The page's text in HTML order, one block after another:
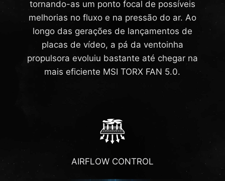
tornando-as um ponto focal de possíveis
melhorias no fluxo e na pressão do ar. Ao
longo das gerações de lançamentos de
placas de vídeo, a pá da ventoinha
propulsora evoluiu bastante até chegar na
mais eficiente MSI TORX FAN 5.0.
AIRFLOW CONTROL